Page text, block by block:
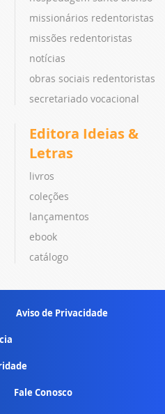
missionários redentoristas
missões redentoristas
notícias
obras sociais redentoristas
secretariado vocacional
Editora Ideias &
Letras
livros
coleções
lançamentos
ebook
catálogo
Aviso de Privacidade
Fale Conosco